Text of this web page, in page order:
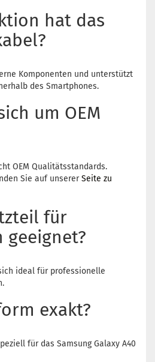
hat das
Komponenten und unterstützt
des Smartphones.
um OEM
OEM Qualitätsstandards.
Sie auf unsererSeite zu
für
geeignet?
ideal für professionelle
exakt?
für das Samsung Galaxy A40